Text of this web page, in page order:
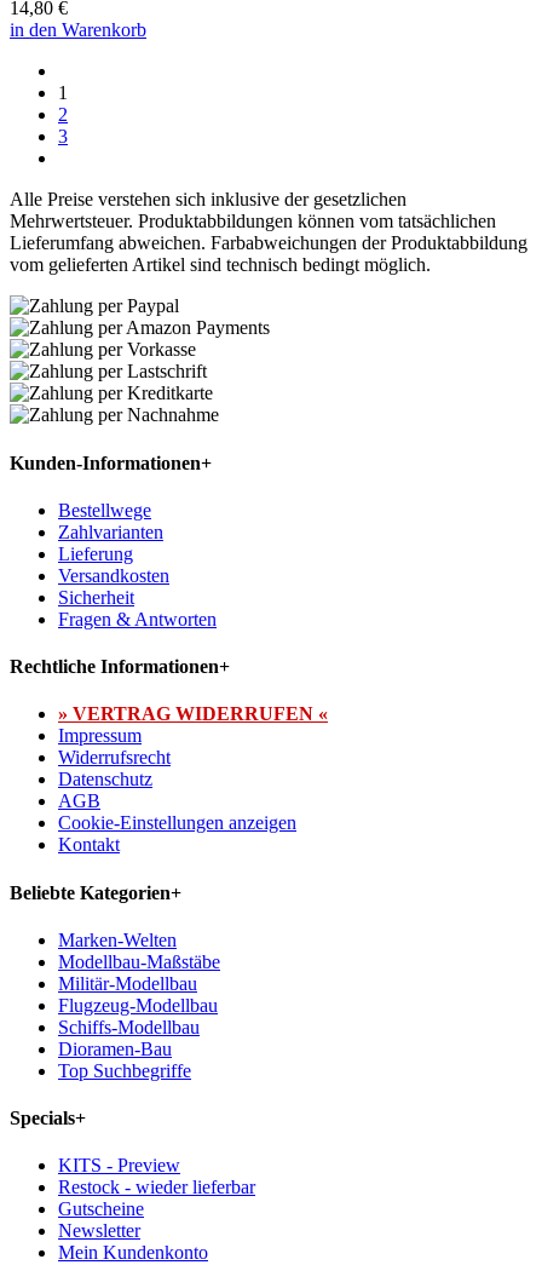
14,80 €
in den Warenkorb
1
2
3
Alle Preise verstehen sich inklusive der gesetzlichen
Mehrwertsteuer. Produktabbildungen können vom tatsächlichen
Lieferumfang abweichen. Farbabweichungen der Produktabbildung
vom gelieferten Artikel sind technisch bedingt möglich.
Kunden-Informationen+
Bestellwege
Zahlvarianten
Lieferung
Versandkosten
Sicherheit
Fragen & Antworten
Rechtliche Informationen+
» VERTRAG WIDERRUFEN «
Impressum
Widerrufsrecht
Datenschutz
AGB
Cookie-Einstellungen anzeigen
Kontakt
Beliebte Kategorien+
Marken-Welten
Modellbau-Maßstäbe
Militär-Modellbau
Flugzeug-Modellbau
Schiffs-Modellbau
Dioramen-Bau
Top Suchbegriffe
Specials+
KITS - Preview
Restock - wieder lieferbar
Gutscheine
Newsletter
Mein Kundenkonto